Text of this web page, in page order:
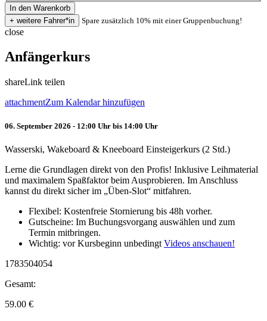
Spare zusätzlich 10% mit einer Gruppenbuchung!
close
Anfängerkurs
shareLink teilen
attachmentZum Kalendar hinzufügen
06. September 2026 - 12:00 Uhr bis 14:00 Uhr
Wasserski, Wakeboard & Kneeboard Einsteigerkurs (2 Std.)
Lerne die Grundlagen direkt von den Profis! Inklusive Leihmaterial
und maximalem Spaßfaktor beim Ausprobieren. Im Anschluss
kannst du direkt sicher im „Üben-Slot“ mitfahren.
Flexibel: Kostenfreie Stornierung bis 48h vorher.
Gutscheine: Im Buchungsvorgang auswählen und zum
Termin mitbringen.
Wichtig: vor Kursbeginn unbedingt Videos anschauen!
1783504054
Gesamt:
59.00 €